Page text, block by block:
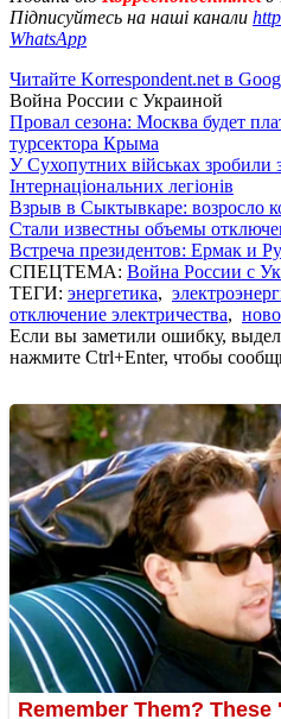
Підписуйтесь на наші канали
WhatsApp
Читайте Korrespondent.net в
Война России с Украиной
Провал сезона: Москва будет
турсектора Крыма
У Сухопутних військах зробили
Інтернаціональних легіонів
Взрыв в Сыктывкаре: возросло
Стали известны объемы
Встреча президентов: Ермак и
СПЕЦТЕМА: Война России с
ТЕГИ: энергетика,
отключение электричества,
Если вы заметили ошибку,
нажмите Ctrl+Enter, чтобы